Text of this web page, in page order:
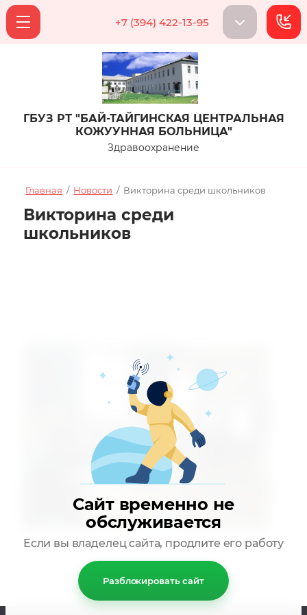
ГБУЗ РТ "БАЙ-ТАЙГИНСКАЯ ЦЕНТРАЛЬНАЯ
КОЖУУННАЯ БОЛЬНИЦА"
Здравоохранение
+7 (394) 422-13-95
Главная / Новости / Викторина среди школьников
Викторина среди
школьников
Сайт временно не
обслуживается
Если вы владелец сайта, продлите его работу
Разблокировать сайт